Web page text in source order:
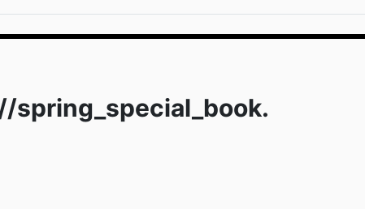
spring_special_book.